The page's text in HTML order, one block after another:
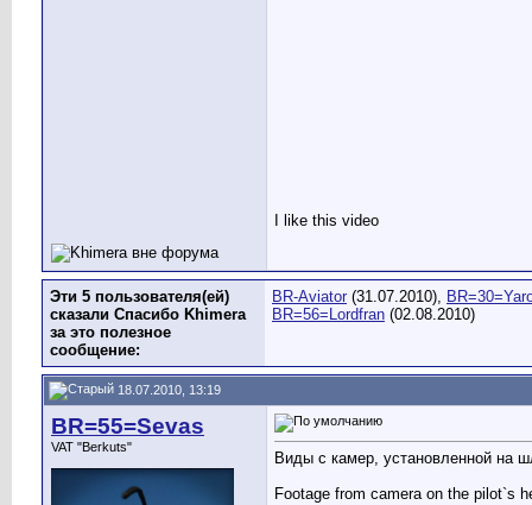
I like this video
Эти 5 пользователя(ей)
сказали Спасибо Khimera
за это полезное
сообщение:
BR-Aviator (31.07.2010),
BR=56=Lordfran (02.08.2010)
18.07.2010, 13:19
BR=55=Sevas
VAT "Berkuts"
Виды с камер, установленной на
Footage from camera on the pilot`s